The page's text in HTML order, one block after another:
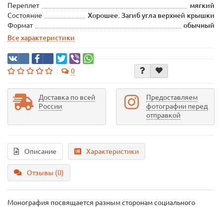
Переплет
мягкий
Состояние
Хорошее. Загиб угла верхней крышки
Формат
обычный
Все характеристики
0
Доставка по всей
России
Предоставляем
фотографии перед
отправкой
Описание Характеристики
Отзывы (0)
Монография посвящается разным сторонам социального